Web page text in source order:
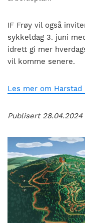
IF Frøy vil også
sykkeldag 3. juni
idrett gi mer
vil komme senere.
Les mer om Harstad
Publisert 28.04.2024